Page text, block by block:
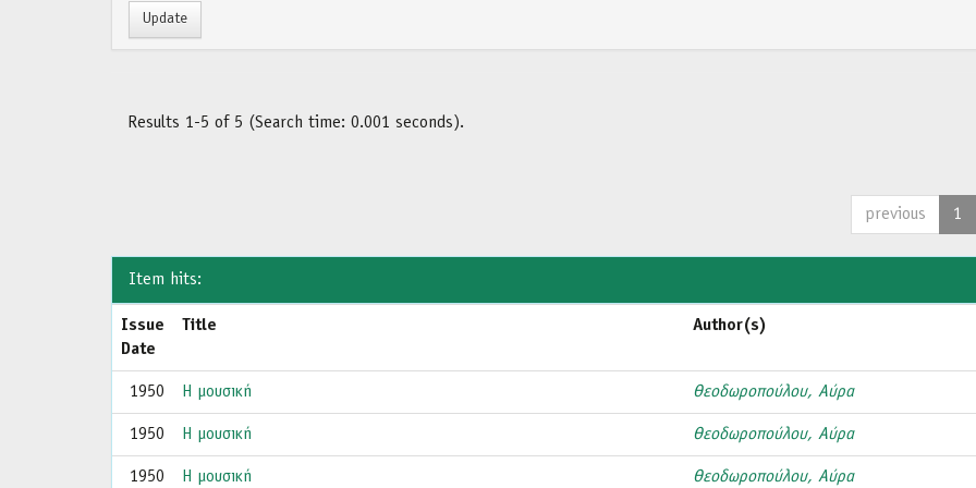
Results 1-5 of 5 (Search time: 0.001 seconds).
previous 1
Item hits:
Issue
Date
Title Author(s)
1950 Η μουσική Θεοδωροπούλου, Αύρα
1950 Η μουσική Θεοδωροπούλου, Αύρα
1950 Η μουσική Θεοδωροπούλου, Αύρα